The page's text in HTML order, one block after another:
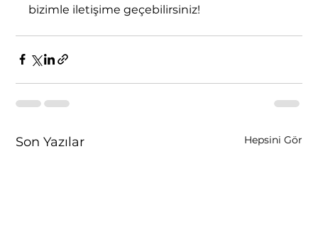
bizimle iletişime geçebilirsiniz!
Son Yazılar Hepsini Gör